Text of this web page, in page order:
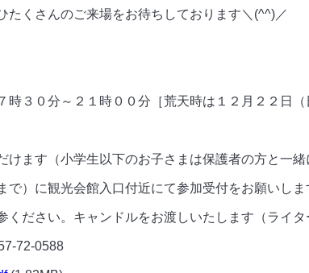
くさんのご来場をお待ちしております＼(^^)／
３０分～２１時００分［荒天時は１２月２２日（
けます（小学生以下のお子さまは保護者の方と一緒
光会館入口付近にて参加受付をお願いしま
。キャンドルをお渡しいたします（ライター
72-0588